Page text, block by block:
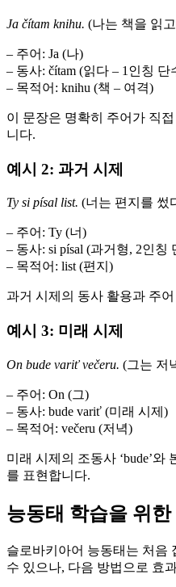
Ja čítam knihu. (나는 책을 읽
– 주어: Ja (나)
– 동사: čítam (읽다 – 1인칭 단
– 목적어: knihu (책 – 여격)
이 문장은 명확히 주어가 직
니다.
예시 2: 과거 시제
Ty si písal list. (너는 편지를 썼
– 주어: Ty (너)
– 동사: si písal (과거형, 2인칭
– 목적어: list (편지)
과거 시제의 동사 활용과 주
예시 3: 미래 시제
On bude variť večeru. (그는 저
– 주어: On (그)
– 동사: bude variť (미래 시제)
– 목적어: večeru (저녁)
미래 시제의 조동사 ‘bude’와
를 표현합니다.
능동태 학습을 위
슬로바키아어 능동태는 처음
수 있으나, 다음 방법으로 효